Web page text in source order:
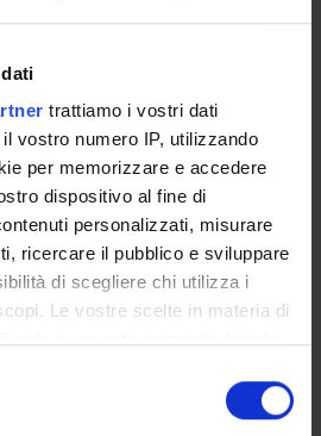
trattiamo i vostri dati
vostro numero IP, utilizzando
per memorizzare e accedere
dispositivo al fine di
personalizzati, misurare
ricercare il pubblico e sviluppare
di scegliere chi utilizza i
Le vostre scelte in materia di
proprio consenso in qualsiasi
sui cookie o facendo clic
Master Supervisione